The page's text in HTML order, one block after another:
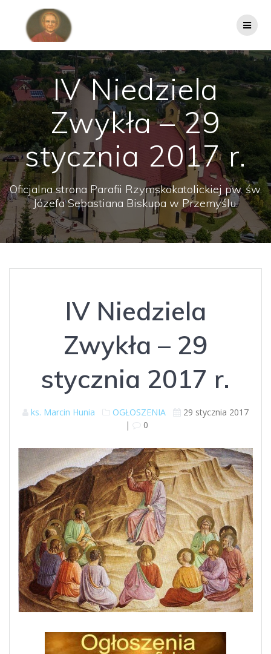
IV Niedziela
Zwykła – 29
stycznia 2017 r.
Oficjalna strona Parafii Rzymskokatolickiej pw. św.
Józefa Sebastiana Biskupa w Przemyślu.
IV Niedziela
Zwykła – 29
stycznia 2017 r.
ks. Marcin Hunia OGŁOSZENIA
29 stycznia 2017
|
0